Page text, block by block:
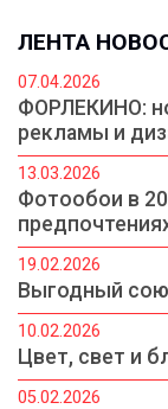
ЛЕНТА
07.04.2026
ФОРЛЕКИНО:
рекламы и
13.03.2026
Фотообои в
19.02.2026
Выгодный
10.02.2026
Цвет, свет и
05.02.2026